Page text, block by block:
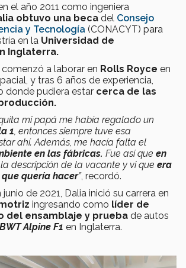
el año 2011 como ingeniera
obtuvo una beca del Consejo
y Tecnología (CONACYT) para
en la Universidad de
Inglaterra.
a laborar en Rolls Royce en
y tras 6 años de experiencia,
donde pudiera estar cerca de las
mi papá me había regalado un
1 , entonces siempre tuve esa
ahí. Además, me hacía falta el
en las fábricas. Fue así que en
descripción de la vacante y vi que era
quería hacer”, recordó.
de 2021, Dalia inició su carrera en
ingresando como líder de
del ensamblaje y prueba de autos
BWT Alpine F1 en Inglaterra.